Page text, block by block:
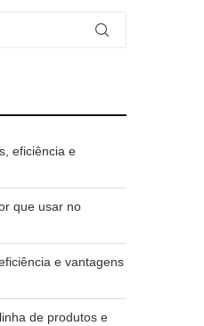
eficiência e
que usar no
e vantagens
de produtos e